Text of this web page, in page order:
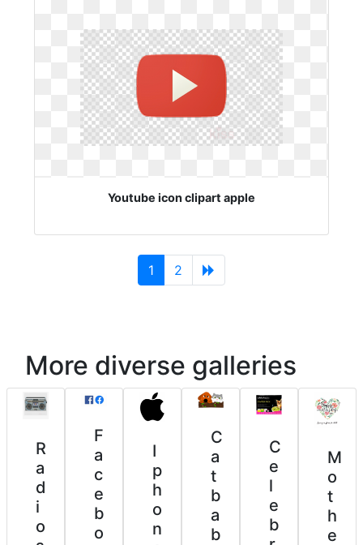
Youtube icon clipart apple
1 (current)
2
More diverse galleries
R
a
d
i
o
F
a
c
e
b
o
I
p
h
o
n
C
a
t
b
a
b
C
e
l
e
b
M
o
t
h
e